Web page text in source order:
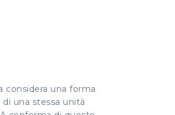
una forma
una stessa unità